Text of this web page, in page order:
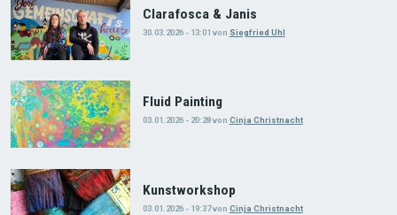
Clarafosca & Janis
30.03.2026 - 13:01 von Siegfried Uhl
Fluid Painting
03.01.2026 - 20:28 von Cinja Christnacht
Kunstworkshop
03.01.2026 - 19:37 von Cinja Christnacht